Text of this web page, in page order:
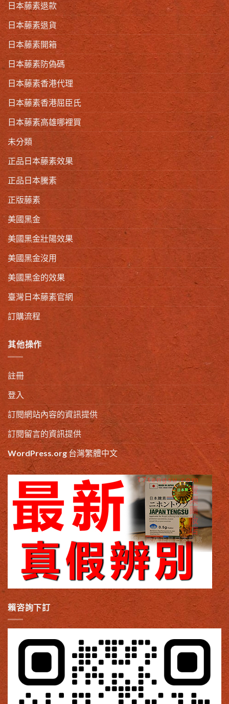
日本藤素退款
日本藤素退貨
日本藤素開箱
日本藤素防偽碼
日本藤素香港代理
日本藤素香港屈臣氏
日本藤素高雄哪裡買
未分類
正品日本藤素效果
正品日本騰素
正版藤素
美國黑金
美國黑金壯陽效果
美國黑金沒用
美國黑金的效果
臺灣日本藤素官網
訂購流程
其他操作
註冊
登入
訂閱網站內容的資訊提供
訂閱留言的資訊提供
WordPress.org 台灣繁體中文
賴咨詢下訂